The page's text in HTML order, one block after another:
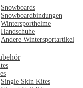
Snowboards
Snowboardbindungen
Wintersporthelme
Handschuhe
Andere Wintersportartikel
Single Skin Kites